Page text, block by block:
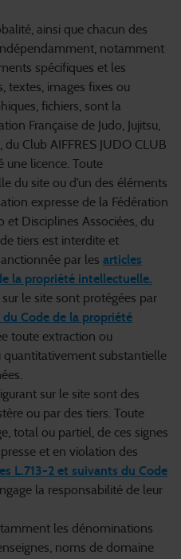
ainsi que chacun des
notamment
spécifiques et les
textes, images fixes ou
fichiers, sont la
Française de Judo, Jujitsu,
Club AIFFRES JUDO CLUB
une licence. Toute
du site ou d’un des éléments
expresse de la Fédération
et Disciplines Associées, du
tiers est interdite et
par les articles
la propriété intellectuelle.
le site sont protégées par
Code de la propriété
toute extraction ou
substantielle
sur le site sont des
ou par des tiers. Toute
total ou partiel, de ces signes
et en violation des
L.713-2 et suivants du Code
la responsabilité de leur
les dénominations
noms de domaine